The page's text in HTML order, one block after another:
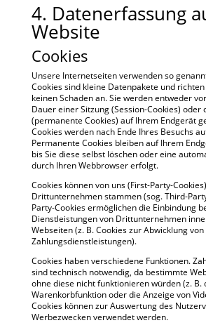
4. Datenerfassung
Website
Cookies
Unsere Internetseiten verwenden so
Cookies sind kleine Datenpakete und
keinen Schaden an. Sie werden entweder
Dauer einer Sitzung (Session-Cookies) oder
(permanente Cookies) auf Ihrem Endgerät
Cookies werden nach Ende Ihres Besuchs
Permanente Cookies bleiben auf Ihrem
bis Sie diese selbst löschen oder eine
durch Ihren Webbrowser erfolgt.
Cookies können von uns (First-Party-
Drittunternehmen stammen (sog. Third-
Party-Cookies ermöglichen die Einbindung
Dienstleistungen von Drittunternehmen
Webseiten (z. B. Cookies zur Abwicklung von
Zahlungsdienstleistungen).
Cookies haben verschiedene Funktionen.
sind technisch notwendig, da bestimmte
ohne diese nicht funktionieren würden (z. B.
Warenkorbfunktion oder die Anzeige von
Cookies können zur Auswertung des
Werbezwecken verwendet werden.